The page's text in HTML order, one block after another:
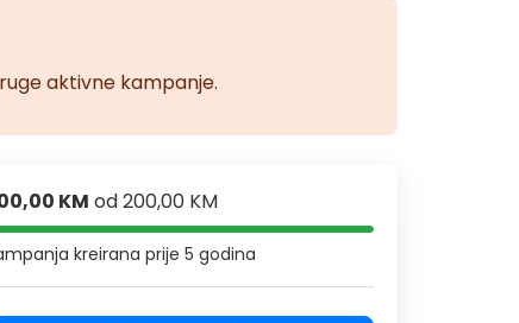
aktivne kampanje.
KM od200,00 KM
kreiranaprije 5 godina